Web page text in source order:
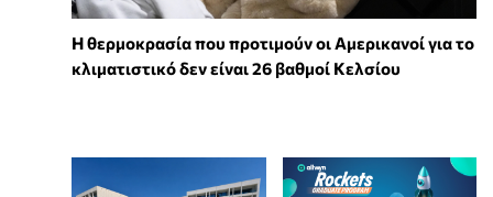
Η θερμοκρασία που προτιμούν οι Αμερικανοί για το
κλιματιστικό δεν είναι 26 βαθμοί Κελσίου